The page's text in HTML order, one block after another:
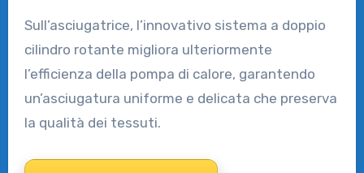
Sull’asciugatrice, l’innovativo sistema a doppio
cilindro rotante migliora ulteriormente
l’efficienza della pompa di calore, garantendo
un’asciugatura uniforme e delicata che preserva
la qualità dei tessuti.